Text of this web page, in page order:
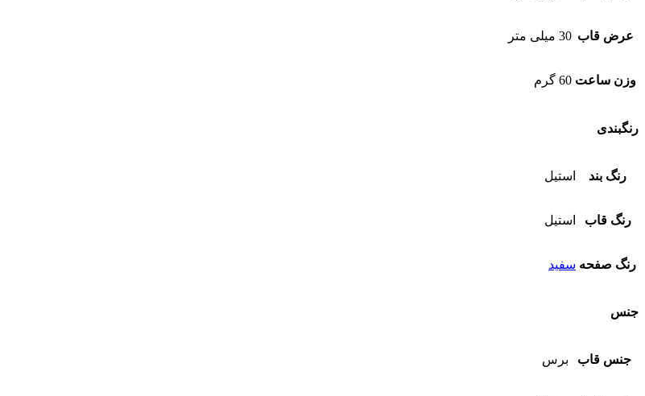
عرض قاب 30 میلی متر
وزن ساعت 60 گرم
رنگبندی
رنگ بند استیل
رنگ قاب استیل
رنگ صفحه سفید
جنس
جنس قاب برس